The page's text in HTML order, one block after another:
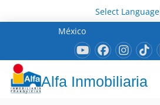
Select Language
México
Alfa Inmobiliaria